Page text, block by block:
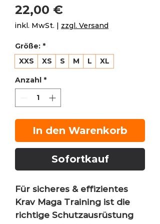
22,00 €Preis
inkl. MwSt. | zzgl. Versand
Größe: *
XXS
XS S M L XL
Anzahl *
In den Warenkorb
Sofortkauf
Für sicheres & effizientes
Krav Maga Training ist die
richtige Schutzausrüstung